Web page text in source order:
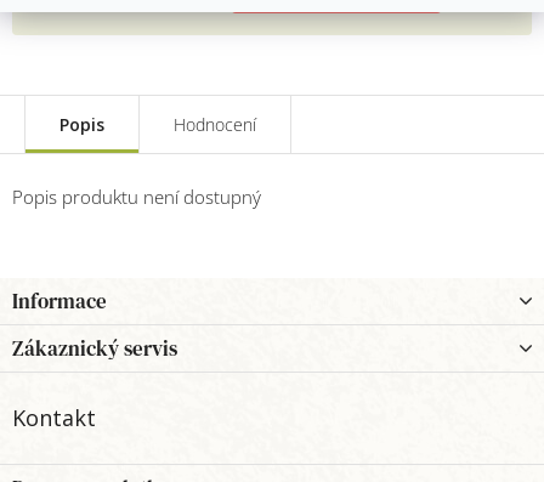
Popis Hodnocení
Popis produktu není dostupný
á
p
a
Informace
Zákaznický servis
Kontakt